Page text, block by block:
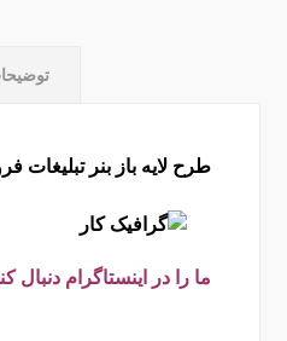
طرح لایه باز بنر تبلیغات
ما را در اینستاگرام دنبال